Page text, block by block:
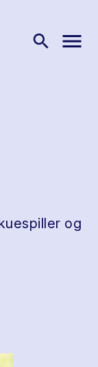
search menu
og